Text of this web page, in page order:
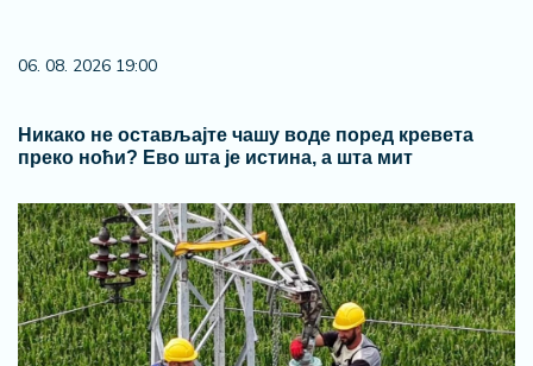
06. 08. 2026 19:00
Никако не остављајте чашу воде поред кревета
преко ноћи? Ево шта је истина, а шта мит